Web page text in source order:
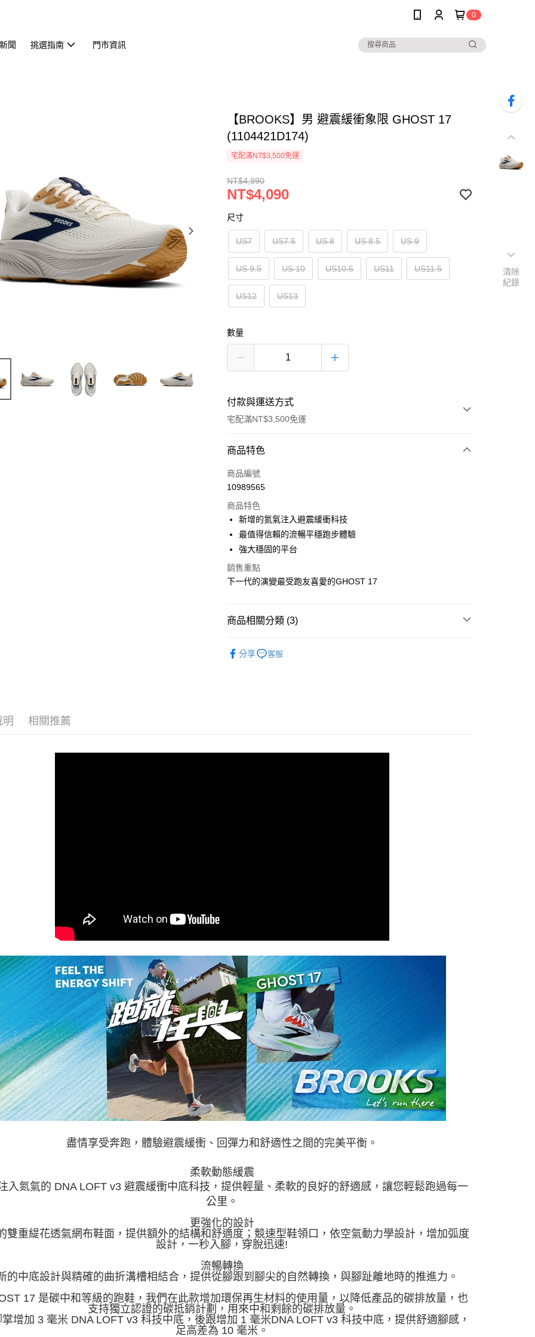
0
聞 挑選指南 門市資訊
【BROOKS】男 避震緩衝象限 GHOST 17
(1104421D174)
宅配滿NT$3,500免運
NT$4,990
NT$4,090
尺寸
US7 US7.5 US 8 US 8.5 US 9
US 9.5 US 10 US10.5 US11 US11.5
US12 US13
數量
付款與運送方式
宅配滿NT$3,500免運
付款方式
信用卡一次付款
運送方式
宅配
每筆NT$100，滿NT$3,500(含以上)免運費
商品特色
商品編號
10989565
商品特色
新增的氮氣注入避震緩衝科技
最值得信賴的流暢平穩跑步體驗
強大穩固的平台
銷售重點
下一代的演變最受跑友喜愛的GHOST 17
商品相關分類 (3)
分享 客服
明 相關推薦
盡情享受奔跑，體驗避震緩衝、回彈力和舒適性之間的完美平衡。
柔軟動態緩震
入氮氣的 DNA LOFT v3 避震緩衝中底科技，提供輕量、柔軟的良好的舒適感，讓您輕鬆跑過每一
公里。
更強化的設計
雙重緹花透氣網布鞋面，提供額外的結構和舒適度；競速型鞋領口，依空氣動力學設計，增加弧度
設計，一秒入腳，穿脫迅速!
流暢轉換
的中底設計與精確的曲折溝槽相結合，提供從腳跟到腳尖的自 然轉換，與腳趾離地時的推進力。
17 是碳中和等級的跑鞋，我們在此款增加環保再生材料的使用量，以降低產品的碳排放量，也
支持獨立認證的碳抵銷計劃，用來中和剩餘的碳排放量。
掌增加 3 毫米 DNA LOFT v3 科技中底，後跟增加 1 毫米DNA LOFT v3 科技中底，提供舒適腳感，
足高差為 10 毫米。
清除
紀錄